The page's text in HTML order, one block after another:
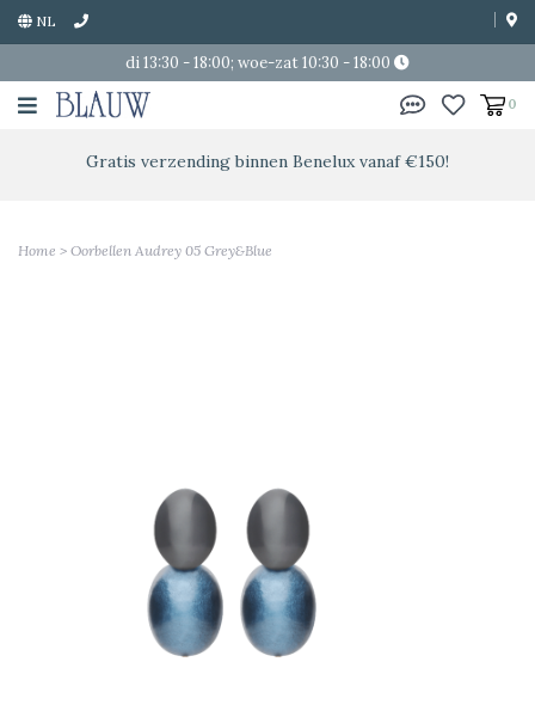
NL
di 13:30 - 18:00; woe-zat 10:30 - 18:00
0
Gratis verzending binnen Benelux vanaf €150!
Home > Oorbellen Audrey 05 Grey&Blue